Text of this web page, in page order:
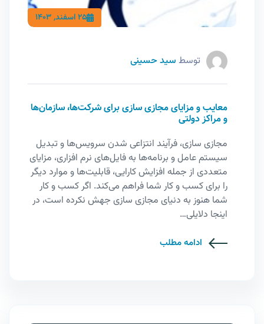
25 اسفند, 1403
توسط سید حسینی
معایب و مزایای مجازی سازی برای شرکت‌ها، سازمان‌ها
و مراکز دولتی
مجازی سازی، فرآیند انتزاعی شدن سرویس‌ها و تبدیل
سیستم عامل و برنامه‌ها به فایل‌های نرم افزاری، مزایای
متعددی از جمله افزایش کارایی، قابلیت‌ها و موارد دیگر
را برای کسب و کار شما فراهم می‌کند. اگر کسب و کار
شما هنوز به دنیای مجازی سازی جهش نکرده است، در
اینجا دلایلی…
ادامه مطلب